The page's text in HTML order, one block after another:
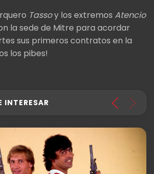
Tassoy los extremos Atencio
la sede de Mitre para acordar
sus primeros contratos en la
los pibes!
INTERESAR